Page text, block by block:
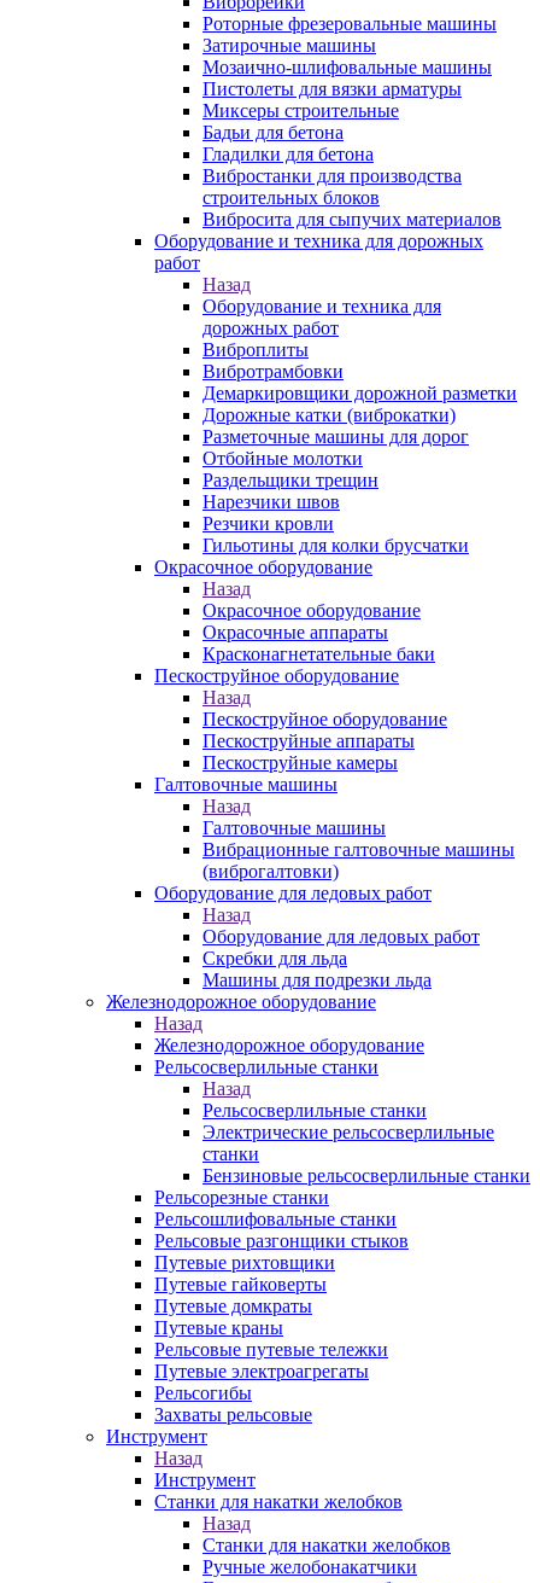
Роторные фрезеровальные машины
Затирочные машины
Мозаично-шлифовальные машины
Пистолеты для вязки арматуры
Миксеры строительные
Бадьи для бетона
Гладилки для бетона
Вибростанки для производства
строительных блоков
Вибросита для сыпучих материалов
Оборудование и техника для дорожных
работ
Назад
Оборудование и техника для
дорожных работ
Виброплиты
Вибротрамбовки
Демаркировщики дорожной разметки
Дорожные катки (виброкатки)
Разметочные машины для дорог
Отбойные молотки
Раздельщики трещин
Нарезчики швов
Резчики кровли
Гильотины для колки брусчатки
Окрасочное оборудование
Назад
Окрасочное оборудование
Окрасочные аппараты
Красконагнетательные баки
Пескоструйное оборудование
Назад
Пескоструйное оборудование
Пескоструйные аппараты
Пескоструйные камеры
Галтовочные машины
Назад
Галтовочные машины
Вибрационные галтовочные машины
(виброгалтовки)
Оборудование для ледовых работ
Назад
Оборудование для ледовых работ
Скребки для льда
Машины для подрезки льда
Железнодорожное оборудование
Назад
Железнодорожное оборудование
Рельсосверлильные станки
Назад
Рельсосверлильные станки
Электрические рельсосверлильные
станки
Бензиновые рельсосверлильные станки
Рельсорезные станки
Рельсошлифовальные станки
Рельсовые разгонщики стыков
Путевые рихтовщики
Путевые гайковерты
Путевые домкраты
Путевые краны
Рельсовые путевые тележки
Путевые электроагрегаты
Рельсогибы
Захваты рельсовые
Инструмент
Назад
Инструмент
Станки для накатки желобков
Назад
Станки для накатки желобков
Ручные желобонакатчики